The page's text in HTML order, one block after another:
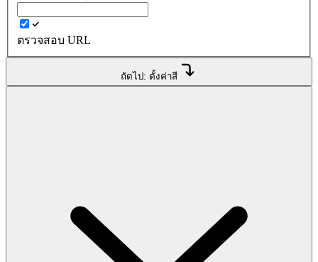
ตรวจสอบ URL
ถัดไป: ตั้งค่าสี